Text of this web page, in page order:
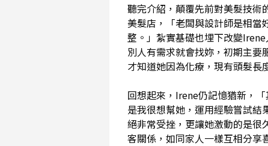
聽完介紹，顛覆先前對美髮技術
美髮店，「老闆與設計師是相
整。」紮實基礎也埋下改變
別人有需求就會找妳，初期主
才知道她因為化療，現有頭髮長
回想起來，Irene仍記憶猶新，
是我很想幫她，運用經驗嘗試
絕非常受挫，更讓她激動的是很
客關係，如同家人一樣互相分享